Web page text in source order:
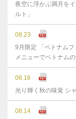
夜空に浮かぶ満月を
ルト」
08.23
9月限定 「ベトナム
メニューでベトナム
08.16
光り輝く秋の味覚 シ
08.14